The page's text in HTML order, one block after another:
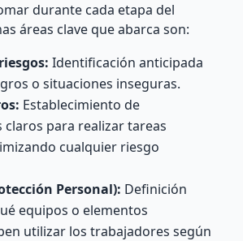
durante cada etapa del
áreas clave que abarca son:
Identificación anticipada
o situaciones inseguras.
Establecimiento de
para realizar tareas
cualquier riesgo
Personal): Definición
equipos o elementos
utilizar los trabajadores según